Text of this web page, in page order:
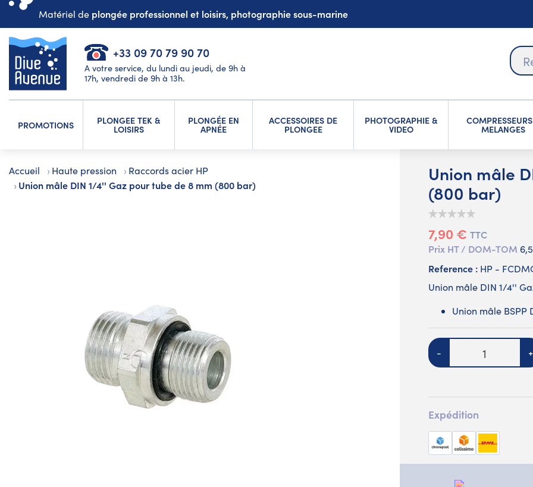
Matériel de plongée professionnel et loisirs, photographie sous-marine
+33 09 70 79 90 70
A votre service, du lundi au jeudi, de 9h à
17h, vendredi de 9h à 13h.
PROMOTIONS PLONGEE TEK &
LOISIRS
PLONGÉE EN
APNÉE
ACCESSOIRES DE
PLONGEE
PHOTOGRAPHIE &
VIDEO MELANGES
Accueil Haute pression Raccords acier HP
Union mâle DIN 1/4'' Gaz pour tube de 8 mm (800 bar)
Union mâle
(800 bar)
7,90 € TTC
Prix HT / DOM-TOM
Reference : HP -
Union mâle DIN 1/4''
Union mâle
Quantité
- +
Expédition